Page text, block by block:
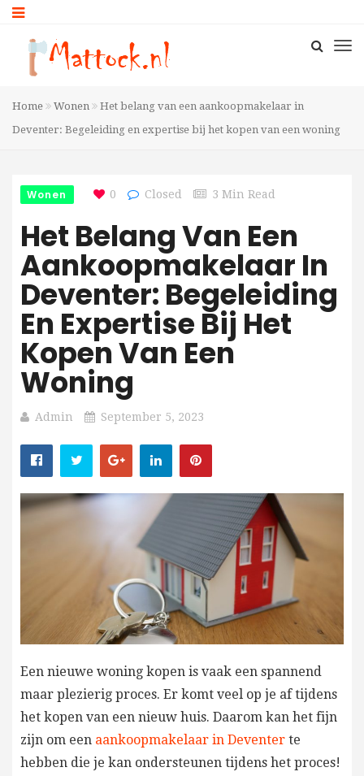
Home Wonen
Het belang van een aankoopmakelaar in
Deventer: Begeleiding en expertise bij het kopen van een woning
Wonen 0 Closed 3 Min Read
Het Belang Van Een
Aankoopmakelaar In
Deventer: Begeleiding
En Expertise Bij Het
Kopen Van Een
Woning
Admin September 5, 2023
Een nieuwe woning kopen is vaak een spannend
maar plezierig proces. Er komt veel op je af tijdens
het kopen van een nieuw huis. Daarom kan het fijn
zijn om een aankoopmakelaar in Deventer te
hebben die je kan ondersteunen tijdens het proces!